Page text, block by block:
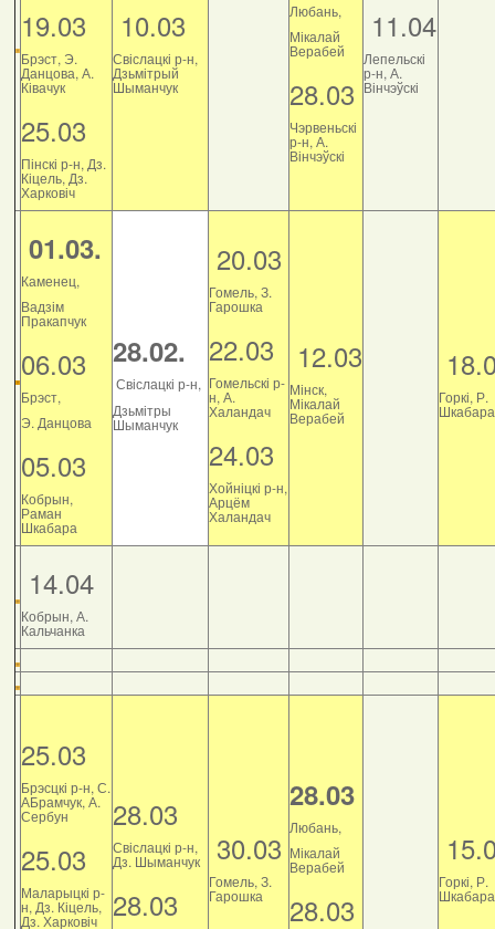
19.03
Брэст, Э.
Данцова, А.
Ківачук
25.03
Пінскі р-н, Дз.
Кіцель, Дз.
Харковіч
10.03
Свіслацкі р-н,
Дзьмітрый
Шыманчук
Любань,
Мікалай
Верабей
28.03
Чэрвеньскі
р-н, А.
Вінчэўскі
11.04
Лепельскі
р-н, А.
Вінчэўскі
01.03.
Каменец,
Вадзім
Пракапчук
06.03
Брэст,
Э. Данцова
05.03
Кобрын,
Раман
Шкабара
28.02.
Свіслацкі р-н,
Дзьмітры
Шыманчук
20.03
Гомель, З.
Гарошка
22.03
Гомельскі р-
н, А.
Халандач
24.03
Хойніцкі р-н,
Арцём
Халандач
12.03
Мінск,
Мікалай
Верабей
Горкі, Р.
Шкабара
14.04
Кобрын, А.
Кальчанка
25.03
Брэсцкі р-н, С.
АБрамчук, А.
Сербун
25.03
Маларыцкі р-
н, Дз. Кіцель,
Дз. Харковіч
28.03
Свіслацкі р-н,
Дз. Шыманчук
28.03
30.03
Гомель, З.
Гарошка
28.03
Любань,
Мікалай
Верабей
28.03
Горкі, Р.
Шкабара